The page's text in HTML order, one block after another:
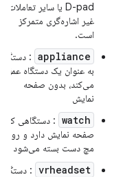
D-pad یا سایر تعاملات
غیر اشاره‌گری متمرکز
است.
appliance : دستگاه
به عنوان یک دستگاه عمل
می‌کند، بدون صفحه
نمایش
watch : دستگاهی که
صفحه نمایش دارد و روی
مچ دست بسته می‌شود
vrheadset : دستگاه